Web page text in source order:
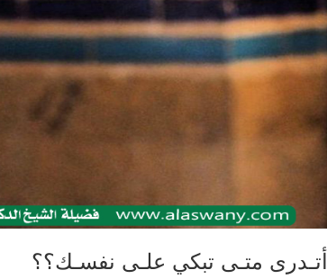
أتـدرى متـى تبكي علـى نفسـك؟؟